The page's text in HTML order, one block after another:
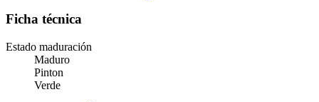
Ficha técnica
Estado maduración
Maduro
Pinton
Verde